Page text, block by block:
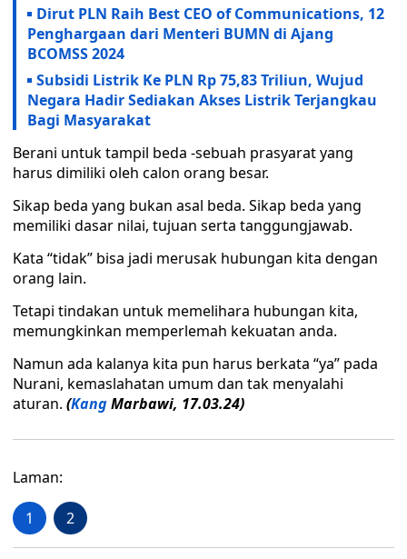
Dirut PLN Raih Best CEO of Communications, 12
Penghargaan dari Menteri BUMN di Ajang
BCOMSS 2024
Subsidi Listrik Ke PLN Rp 75,83 Triliun, Wujud
Negara Hadir Sediakan Akses Listrik Terjangkau
Bagi Masyarakat
Berani untuk tampil beda -sebuah prasyarat yang
harus dimiliki oleh calon orang besar.
Sikap beda yang bukan asal beda. Sikap beda yang
memiliki dasar nilai, tujuan serta tanggungjawab.
Kata “tidak” bisa jadi merusak hubungan kita dengan
orang lain.
Tetapi tindakan untuk memelihara hubungan kita,
memungkinkan memperlemah kekuatan anda.
Namun ada kalanya kita pun harus berkata “ya” pada
Nurani, kemaslahatan umum dan tak menyalahi
aturan. (KangMarbawi, 17.03.24)
Laman:
1 2